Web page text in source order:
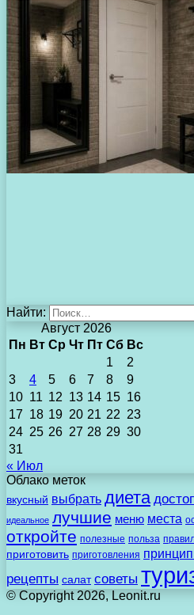
Найти:
Август 2026
Пн Вт Ср Чт Пт Сб Вс
1
2
3
4 5 6 7 8
9
10 11 12 13 14 15 16
17 18 19 20 21 22 23
24 25 26 27 28 29 30
31
« Июл
Облако меток
вкусный выбрать диета
идеальное лучшие меню места
откройте полезные польза
приготовить приготовления
рецепты салат советы
© Copyright 2026, Leonit.ru